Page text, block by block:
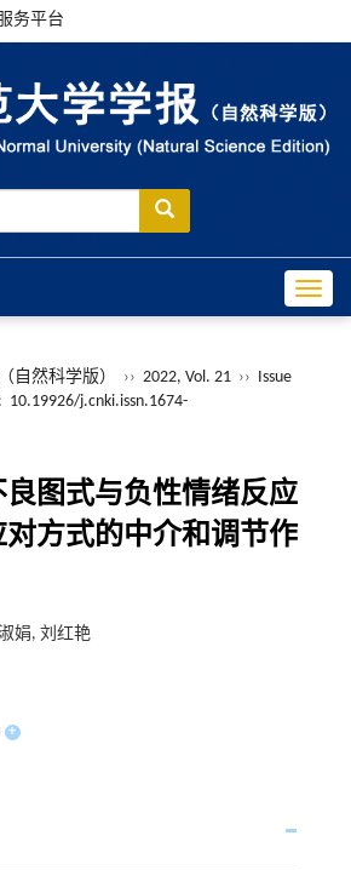
务平台
自然科学版） ›› 2022, Vol. 21 ›› Issue
10.19926/j.cnki.issn.1674-
图式与负性情绪反应
对方式的中介和调节作
娟, 刘红艳
+